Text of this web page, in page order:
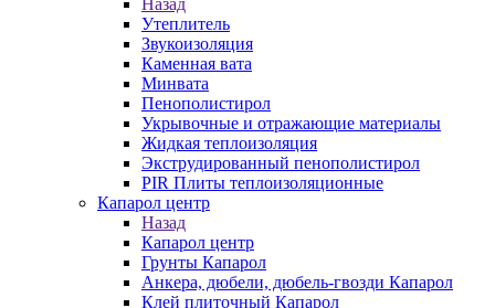
Утеплитель
Звукоизоляция
Каменная вата
Минвата
Пенополистирол
Укрывочные и отражающие материалы
Жидкая теплоизоляция
Экструдированный пенополистирол
PIR Плиты теплоизоляционные
Капарол центр
Назад
Капарол центр
Грунты Капарол
Анкера, дюбели, дюбель-гвозди Капарол
Клей плиточный Капарол